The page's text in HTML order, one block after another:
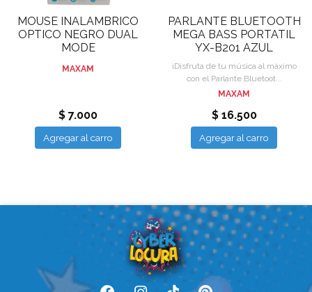
MOUSE INALAMBRICO
OPTICO NEGRO DUAL
MODE
MAXAM
$ 7.000
Agregar al carro
PARLANTE BLUETOOTH
MEGA BASS PORTATIL
YX-B201 AZUL
¡Disfruta de tu música al máximo
con el Parlante Bluetoot...
MAXAM
$ 16.500
Agregar al carro